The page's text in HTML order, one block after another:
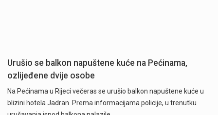
Urušio se balkon napuštene kuće na Pećinama,
ozlijeđene dvije osobe
Na Pećinama u Rijeci večeras se urušio balkon napuštene kuće u
blizini hotela Jadran. Prema informacijama policije, u trenutku